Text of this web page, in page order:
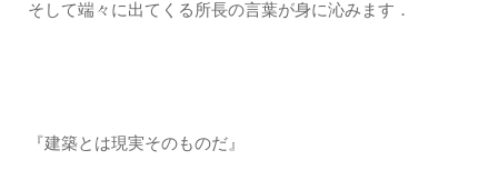
そして端々に出てくる所長の言葉が身に沁みます．
『建築とは現実そのものだ』